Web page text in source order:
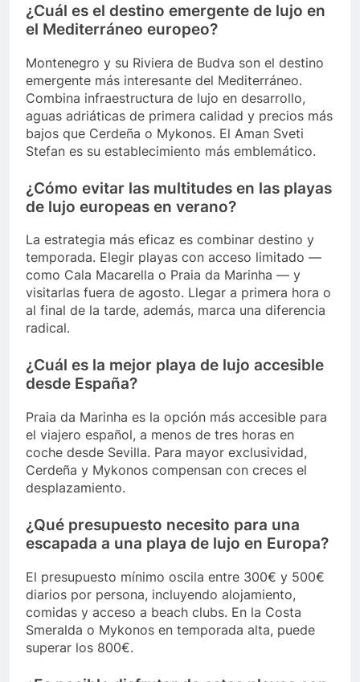
¿Cuál es el destino emergente de lujo en
el Mediterráneo europeo?
Montenegro y su Riviera de Budva son el destino
emergente más interesante del Mediterráneo.
Combina infraestructura de lujo en desarrollo,
aguas adriáticas de primera calidad y precios más
bajos que Cerdeña o Mykonos. El Aman Sveti
Stefan es su establecimiento más emblemático.
¿Cómo evitar las multitudes en las playas
de lujo europeas en verano?
La estrategia más eficaz es combinar destino y
temporada. Elegir playas con acceso limitado —
como Cala Macarella o Praia da Marinha — y
visitarlas fuera de agosto. Llegar a primera hora o
al final de la tarde, además, marca una diferencia
radical.
¿Cuál es la mejor playa de lujo accesible
desde España?
Praia da Marinha es la opción más accesible para
el viajero español, a menos de tres horas en
coche desde Sevilla. Para mayor exclusividad,
Cerdeña y Mykonos compensan con creces el
desplazamiento.
¿Qué presupuesto necesito para una
escapada a una playa de lujo en Europa?
El presupuesto mínimo oscila entre 300€ y 500€
diarios por persona, incluyendo alojamiento,
comidas y acceso a beach clubs. En la Costa
Smeralda o Mykonos en temporada alta, puede
superar los 800€.